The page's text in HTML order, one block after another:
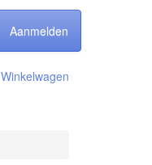
Aanmelden
Winkelwagen